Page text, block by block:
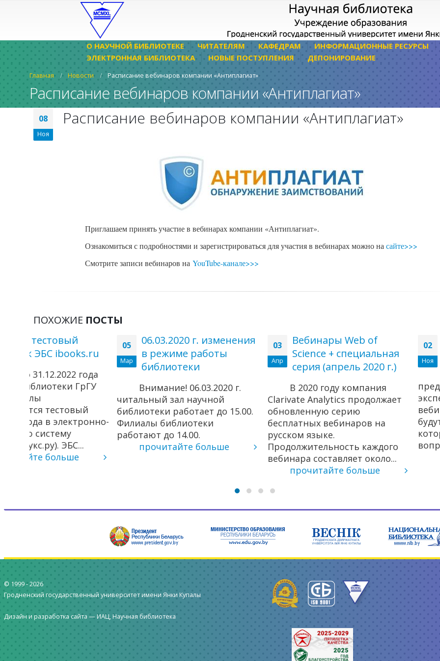
О НАУЧНОЙ БИБЛИОТЕКЕ ЧИТАТЕЛЯМ КАФЕДРАМ ИНФОРМАЦИОННЫЕ РЕСУРСЫ
ЭЛЕКТРОННАЯ БИБЛИОТЕКА
НОВЫЕ ПОСТУПЛЕНИЯ ДЕПОНИРОВАНИЕ
Главная Новости Расписание вебинаров компании «Антиплагиат»
Расписание вебинаров компании «Антиплагиат»
08
Ноя
Расписание вебинаров компании «Антиплагиат»
Приглашаем принять участие в вебинарах компании «Антиплагиат».
Ознакомиться с подробностями и зарегистрироваться для участия в вебинарах можно на сайте>>>
Смотрите записи вебинаров на YouTube-канале>>>
ПОХОЖИЕ ПОСТЫ
05
06.03.2020 г. изменения
в режиме работы
Внимание! 06.03.2020 г.
читальный зал научной
библиотеки работает до 15.00.
Филиалы библиотеки
работают до 14.00.
прочитайте больше
03
Апр
Вебинары Web of
Science + специальная
серия (апрель 2020 г.)
В 2020 году компания
Clarivate Analytics продолжает
обновленную серию
бесплатных вебинаров на
русском языке.
Продолжительность каждого
вебинара составляет около...
прочитайте больше
02
Серия
компания
Компания
предлагаем вашему
экспериментальную
вебинаров. В ноябре и
будут рассмотрены 8
которые вызывали
вопросов...
прочитайте
© 1999 -2026
Гродненский государственный университет имени Янки Купалы
Дизайн и разработка сайта —ИАЦ, Научная библиотека